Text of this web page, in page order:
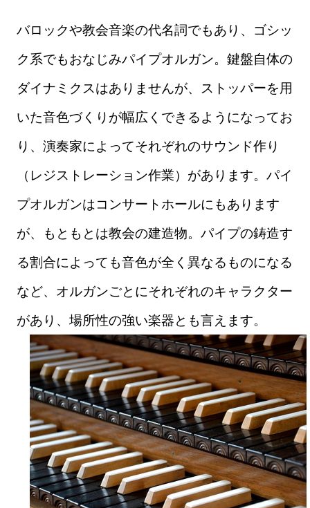
バロックや教会音楽の代名詞でもあり、ゴシッ
ク系でもおなじみパイプオルガン。鍵盤自体の
ダイナミクスはありませんが、ストッパーを用
いた音色づくりが幅広くできるようになってお
り、演奏家によってそれぞれのサウンド作り
（レジストレーション作業）があります。パイ
プオルガンはコンサートホールにもあります
が、もともとは教会の建造物。パイプの鋳造す
る割合によっても音色が全く異なるものになる
など、オルガンごとにそれぞれのキャラクター
があり、場所性の強い楽器とも言えます。